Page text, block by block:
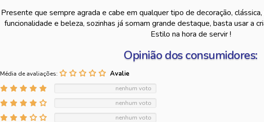
Presente que sempre agrada e cabe em qualquer tipo de decoração,
funcionalidade e beleza, sozinhas já somam grande destaque, basta usar a
Estilo na hora de servir !
Opinião dos consumidores:
Média de avaliações:
nenhum voto
nenhum voto
nenhum voto